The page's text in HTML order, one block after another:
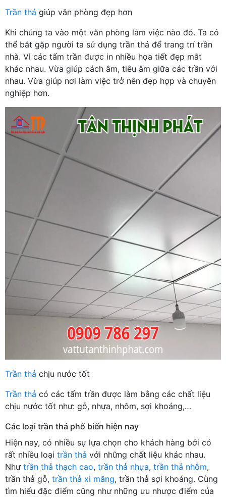
Trần thả giúp văn phòng đẹp hơn
Khi chúng ta vào một văn phòng làm việc nào đó. Ta có
thể bắt gặp người ta sử dụng trần thả để trang trí trần
nhà. Vì các tấm trần được in nhiều họa tiết đẹp mắt
khác nhau. Vừa giúp cách âm, tiêu âm giữa các trần với
nhau. Vừa giúp nơi làm việc trở nên đẹp hợp và chuyên
nghiệp hơn.
Trần thả chịu nước tốt
Trần thả có các tấm trần được làm bằng các chất liệu
chịu nước tốt như: gỗ, nhựa, nhôm, sợi khoáng,…
Các loại trần thả phổ biến hiện nay
Hiện nay, có nhiều sự lựa chọn cho khách hàng bởi có
rất nhiều loại trần thả với những chất liệu khác nhau.
Như trần thả thạch cao, trần thả nhựa, trần thả nhôm,
trần thả gỗ, trần thả xi măng, trần thả sợi khoáng. Cùng
tìm hiểu đặc điểm cũng như những ưu nhược điểm của